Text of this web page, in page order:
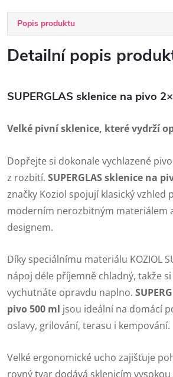
Popis produktu
Detailní popis
SUPERGLAS sklenice na pivo
Velké pivní sklenice, které vydrží
Dopřejte si dokonale vychlazené
z rozbití. SUPERGLAS sklenice na
značky Koziol spojují klasický vzhled
moderním nerozbitným materiálem
designem.
Díky speciálnímu materiálu KOZIOL
nápoj déle příjemně chladný, takže
vychutnáte opravdu naplno.
pivo 500 ml jsou ideální na domácí
oslavy, grilování, terasu i kempování.
Velké ergonomické ucho zajišťuje
rovný tvar dodává sklenicím